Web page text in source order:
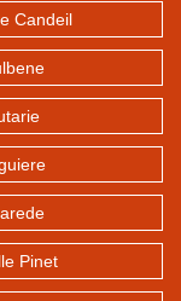
Candeil
Pinet